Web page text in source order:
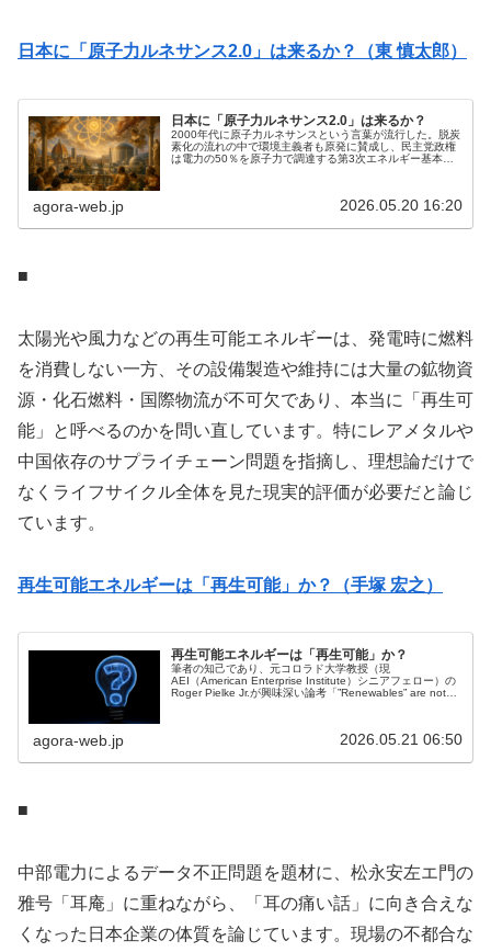
日本に「原子力ルネサンス2.0」は来るか？（東 慎太郎）
日本に「原子力ルネサンス2.0」は来るか？
2000年代に原子力ルネサンスという言葉が流行した。脱炭
素化の流れの中で環境主義者も原発に賛成し、民主党政権
は電力の50％を原子力で調達する第3次エネルギー基本計
agora-web.jp 2026.05.20 16:20
■
太陽光や風力などの再生可能エネルギーは、発電時に燃料
を消費しない一方、その設備製造や維持には大量の鉱物資
源・化石燃料・国際物流が不可欠であり、本当に「再生可
能」と呼べるのかを問い直しています。特にレアメタルや
中国依存のサプライチェーン問題を指摘し、理想論だけで
なくライフサイクル全体を見た現実的評価が必要だと論じ
ています。
再生可能エネルギーは「再生可能」か？（手塚 宏之）
再生可能エネルギーは「再生可能」か？
筆者の知己であり、元コロラド大学教授（現
AEI（American Enterprise Institute）シニアフェロー）の
Roger Pielke Jr.が興味深い論考「”Renewables” are not
agora-web.jp 2026.05.21 06:50
■
中部電力によるデータ不正問題を題材に、松永安左エ門の
雅号「耳庵」に重ねながら、「耳の痛い話」に向き合えな
くなった日本企業の体質を論じています。現場の不都合な